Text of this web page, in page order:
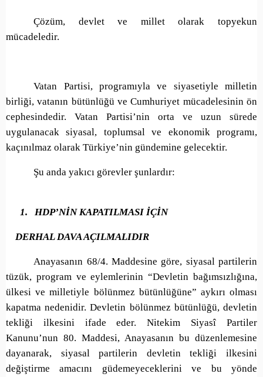
Çözüm, devlet ve millet olarak topyekun
mücadeledir.
Vatan Partisi, programıyla ve siyasetiyle milletin
birliği, vatanın bütünlüğü ve Cumhuriyet mücadelesinin ön
cephesindedir. Vatan Partisi’nin orta ve uzun sürede
uygulanacak siyasal, toplumsal ve ekonomik programı,
kaçınılmaz olarak Türkiye’nin gündemine gelecektir.
Şu anda yakıcı görevler şunlardır:
1. HDP’NİN KAPATILMASI İÇİN
DERHAL DAVA AÇILMALIDIR
Anayasanın 68/4. Maddesine göre, siyasal partilerin
tüzük, program ve eylemlerinin “Devletin bağımsızlığına,
ülkesi ve milletiyle bölünmez bütünlüğüne” aykırı olması
kapatma nedenidir. Devletin bölünmez bütünlüğü, devletin
tekliği ilkesini ifade eder. Nitekim Siyasî Partiler
Kanunu’nun 80. Maddesi, Anayasanın bu düzenlemesine
dayanarak, siyasal partilerin devletin tekliği ilkesini
değiştirme amacını güdemeyeceklerini ve bu yönde